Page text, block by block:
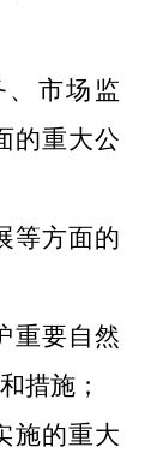
、市场监
的重大公
等方面的
重要自然
措施；
施的重大